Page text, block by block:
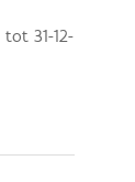
tot 31-12-